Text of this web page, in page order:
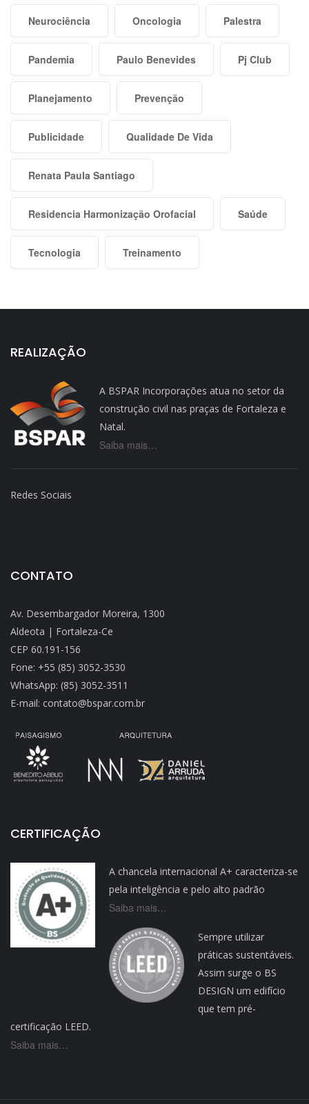
Neurociência Oncologia Palestra
Pandemia Paulo Benevides Pj Club
Planejamento Prevenção
Publicidade Qualidade De Vida
Renata Paula Santiago
Residencia Harmonização Orofacial Saúde
Tecnologia Treinamento
REALIZAÇÃO
A BSPAR Incorporações atua no setor da
construção civil nas praças de Fortaleza e
Natal.
Saiba mais…
Redes Sociais
CONTATO
Av. Desembargador Moreira, 1300
Aldeota | Fortaleza-Ce
CEP 60.191-156
Fone: +55 (85) 3052-3530
WhatsApp: (85) 3052-3511
E-mail: contato@bspar.com.br
CERTIFICAÇÃO
A chancela internacional A+ caracteriza-se
pela inteligência e pelo alto padrão
Saiba mais…
Sempre utilizar
práticas sustentáveis.
Assim surge o BS
DESIGN um edifício
que tem pré-
certificação LEED.
Saiba mais…